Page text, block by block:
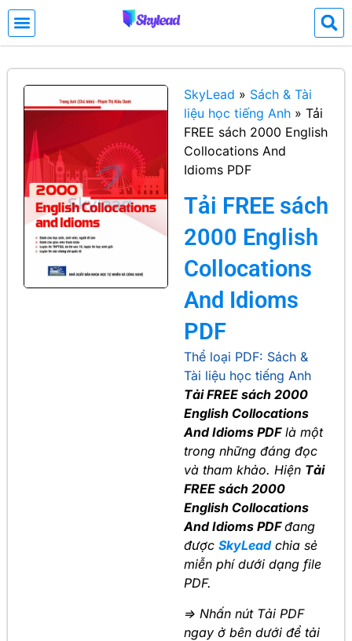
SkyLead » Sách & Tài
liệu học tiếng Anh » Tải
FREE sách 2000 English
Collocations And
Idioms PDF
Tải FREE sách
2000 English
Collocations
And Idioms
PDF
Thể loại PDF: Sách &
Tài liệu học tiếng Anh
Tải FREE sách 2000
English Collocations
And Idioms PDFlà một
trong những đáng đọc
và tham khảo. Hiện Tải
FREE sách 2000
English Collocations
And Idioms PDFđang
được SkyLeadchia sẻ
miễn phí dưới dạng file
PDF.
=> Nhấn nút Tải PDF
ngay ở bên dưới để tải